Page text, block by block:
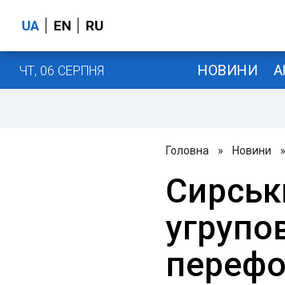
UA EN RU
ЧТ, 06 СЕРПНЯ НОВИНИ
Головна » Новини »